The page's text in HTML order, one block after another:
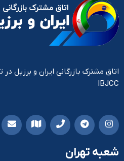
اتاق مشترک بازرگانی ایران و برزیل در
IBJCC
شعبه تهران